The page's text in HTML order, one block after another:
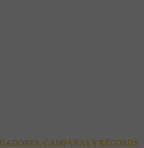
CAMPAÑAS Y RÉCORDS